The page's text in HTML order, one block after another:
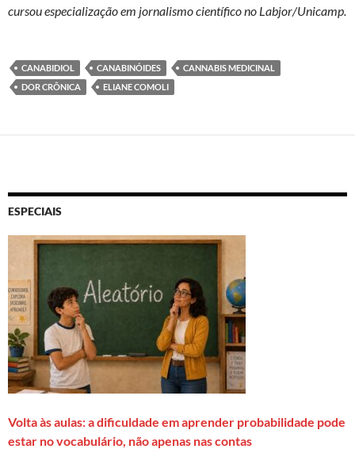
cursou especialização em jornalismo científico no Labjor/Unicamp.
CANABIDIOL CANABINÓIDES
CANNABIS MEDICINAL
DOR CRÔNICA
ELIANE COMOLI
ESPECIAIS
Volta às aulas: a dificuldade em aprender probabilidade pode
estar no vocabulário, não apenas nas contas